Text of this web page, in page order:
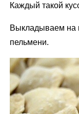
Каждый такой
Выкладываем на
пельмени.